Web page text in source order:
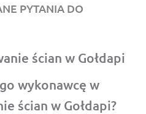
PYTANIA DO
ścian w Gołdapi
wykonawcę w
ścian w Gołdapi?